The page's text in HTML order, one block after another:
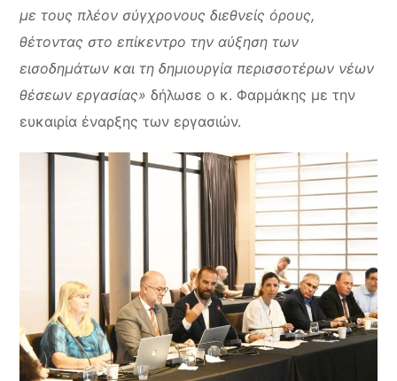
με τους πλέον σύγχρονους διεθνείς όρους,
θέτοντας στο επίκεντρο την αύξηση των
εισοδημάτων και τη δημιουργία περισσοτέρων νέων
θέσεων εργασίας» δήλωσε ο κ. Φαρμάκης με την
ευκαιρία έναρξης των εργασιών.